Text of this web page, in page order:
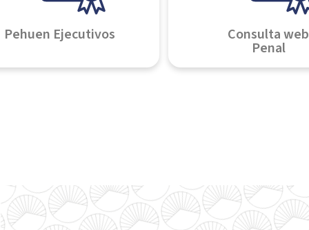
Pehuen Ejecutivos Consulta web
Penal